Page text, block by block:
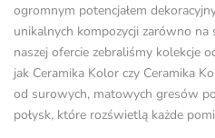
ogromnym potencjałem
unikalnych kompozycji zarówno na
naszej ofercie zebraliśmy kolekcje
jak Ceramika Kolor czy Ceramika
od surowych, matowych gresów
połysk, które rozświetlą każde